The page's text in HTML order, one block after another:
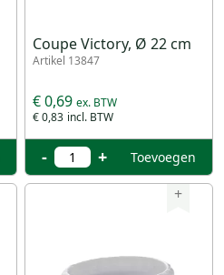
Coupe Victory, Ø 22 cm
Artikel 13847
€ 0,83
€ 0,69
- + Toevoegen
+